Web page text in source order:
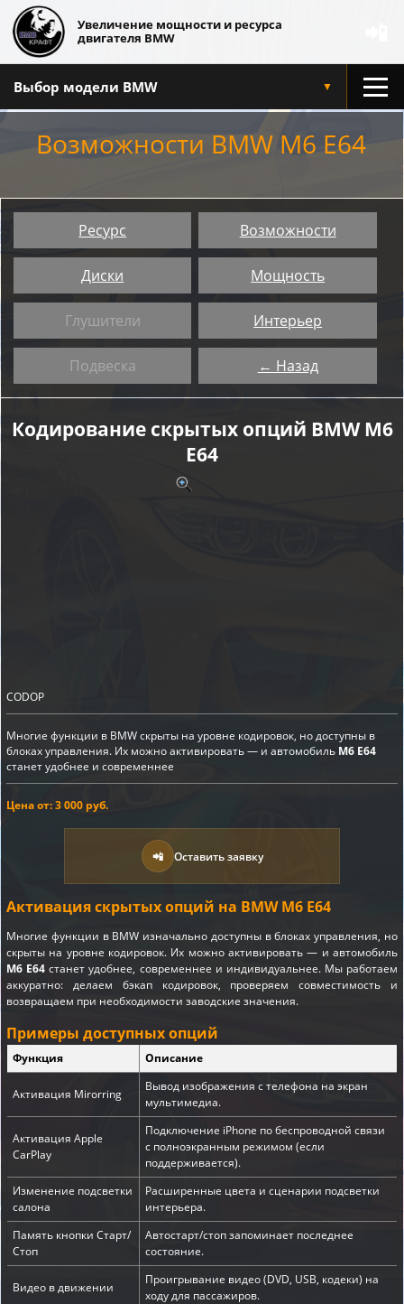
Увеличение мощности и ресурса
двигателя BMW
Выбор модели BMW ▼
Возможности BMW M6 E64
Ресурс Возможности
Диски Мощность
Глушители Интерьер
Подвеска ← Назад
Кодирование скрытых опций BMW M6
E64
CODOP
Многие функции в BMW скрыты на уровне кодировок, но доступны в
блоках управления. Их можно активировать — и автомобиль M6 E64
станет удобнее и современнее
Цена от: 3 000 руб.
📲 Оставить заявку
Активация скрытых опций на BMW M6 E64
Многие функции в BMW изначально доступны в блоках управления, но
скрыты на уровне кодировок. Их можно активировать — и автомобиль
M6 E64 станет удобнее, современнее и индивидуальнее. Мы работаем
аккуратно: делаем бэкап кодировок, проверяем совместимость и
возвращаем при необходимости заводские значения.
Примеры доступных опций
Функция Описание
Активация Mirorring
Вывод изображения с телефона на экран
мультимедиа.
Активация Apple
CarPlay
Подключение iPhone по беспроводной связи
с полноэкранным режимом (если
поддерживается).
Изменение подсветки
салона
Расширенные цвета и сценарии подсветки
интерьера.
Память кнопки Старт/
Стоп
Автостарт/стоп запоминает последнее
состояние.
Видео в движении
Проигрывание видео (DVD, USB, кодеки) на
ходу для пассажиров.